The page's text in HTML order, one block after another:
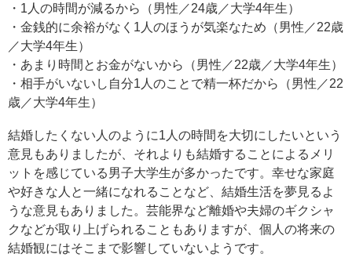
・1人の時間が減るから（男性／24歳／大学4年生）
・金銭的に余裕がなく1人のほうが気楽なため（男性／22歳
／大学4年生）
・あまり時間とお金がないから（男性／22歳／大学4年生）
・相手がいないし自分1人のことで精一杯だから（男性／22
歳／大学4年生）
結婚したくない人のように1人の時間を大切にしたいという
意見もありましたが、それよりも結婚することによるメリ
ットを感じている男子大学生が多かったです。幸せな家庭
や好きな人と一緒になれることなど、結婚生活を夢見るよ
うな意見もありました。芸能界など離婚や夫婦のギクシャ
クなどが取り上げられることもありますが、個人の将来の
結婚観にはそこまで影響していないようです。